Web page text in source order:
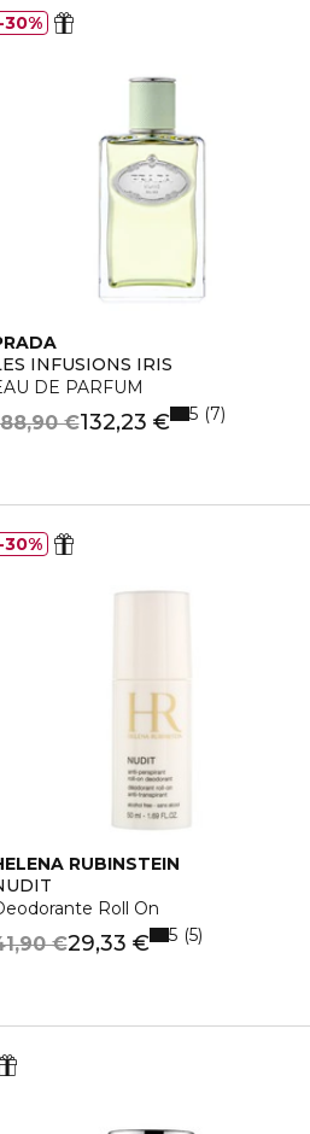
INFUSIONS IRIS
DE PARFUM
132,23 €
€ 5 7
30%
RUBINSTEIN
Roll On
29,33 €
€ 5 5
30%